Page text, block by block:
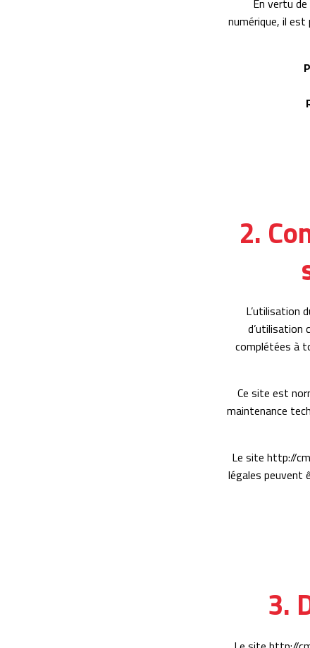
En vertu
numérique, il
2.
L’utilisation
d’utilisation
complétées à
Ce site est
maintenance
Le site http://
légales peuvent
3.